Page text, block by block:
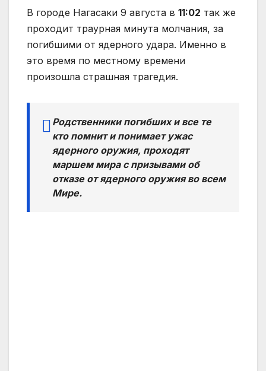
В городе Нагасаки 9 августа в 11:02 так же
проходит траурная минута молчания, за
погибшими от ядерного удара. Именно в
это время по местному времени
произошла страшная трагедия.
Родственники погибших и все те
кто помнит и понимает ужас
ядерного оружия, проходят
маршем мира с призывами об
отказе от ядерного оружия во всем
Мире.